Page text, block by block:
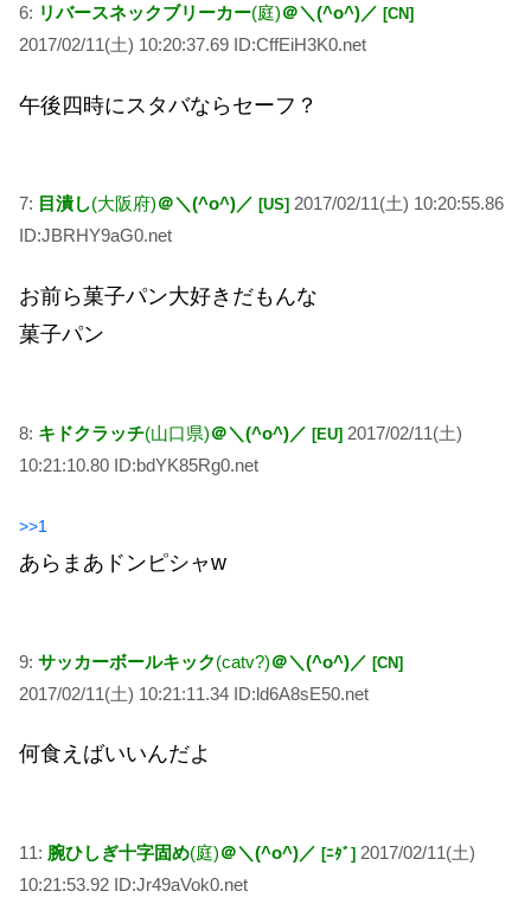
6: リバースネックブリーカー(庭)＠＼(^o^)／ [CN]
2017/02/11(土) 10:20:37.69 ID:CffEiH3K0.net
午後四時にスタバならセーフ？
7: 目潰し(大阪府)＠＼(^o^)／ [US] 2017/02/11(土) 10:20:55.86
ID:JBRHY9aG0.net
お前ら菓子パン大好きだもんな
菓子パン
8: キドクラッチ(山口県)＠＼(^o^)／ [EU] 2017/02/11(土)
10:21:10.80 ID:bdYK85Rg0.net
>>1
あらまあドンピシャw
9: サッカーボールキック(catv?)＠＼(^o^)／ [CN]
2017/02/11(土) 10:21:11.34 ID:ld6A8sE50.net
何食えばいいんだよ
11: 腕ひしぎ十字固め(庭)＠＼(^o^)／ [ﾆﾀﾞ] 2017/02/11(土)
10:21:53.92 ID:Jr49aVok0.net